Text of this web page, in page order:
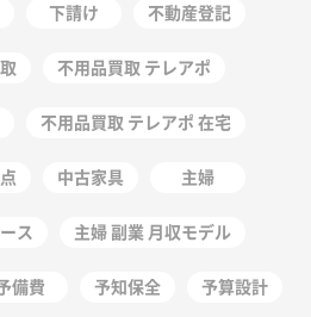
下請け 不動産登記
不用品買取 テレアポ
不用品買取 テレアポ 在宅
中古家具 主婦
ス 主婦 副業 月収モデル
備費 予知保全 予算設計